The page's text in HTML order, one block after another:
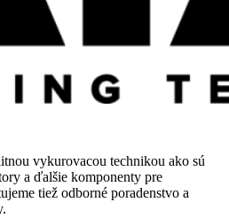
vykurovacou technikou ako sú
a ďalšie komponenty pre
tiež odborné poradenstvo a